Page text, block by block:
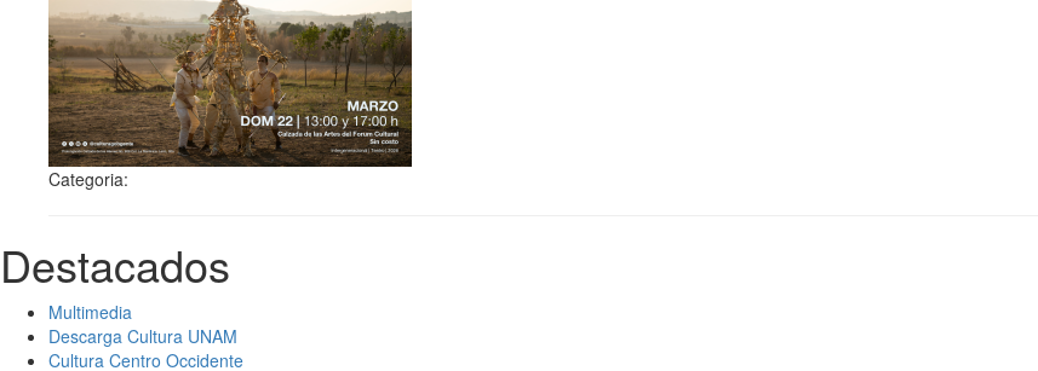
Categoria:
Destacados
Multimedia
Descarga Cultura UNAM
Cultura Centro Occidente